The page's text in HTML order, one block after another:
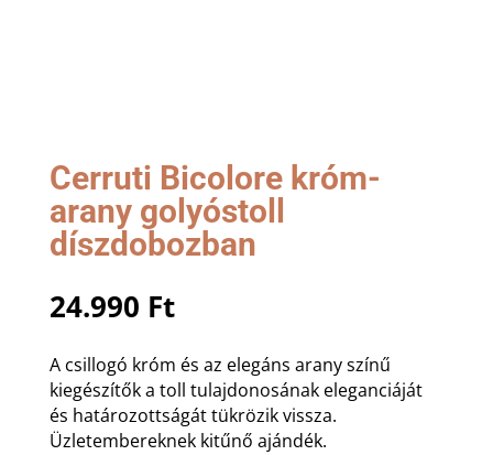
Cerruti Bicolore króm-
arany golyóstoll
díszdobozban
24.990 Ft
A csillogó króm és az elegáns arany színű
kiegészítők a toll tulajdonosának eleganciáját
és határozottságát tükrözik vissza.
Üzletembereknek kitűnő ajándék.